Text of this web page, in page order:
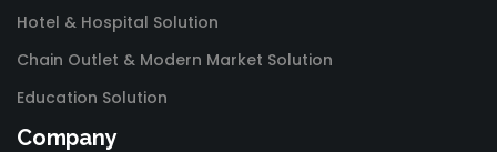
Hotel & Hospital Solution
Chain Outlet & Modern Market Solution
Education Solution
Company